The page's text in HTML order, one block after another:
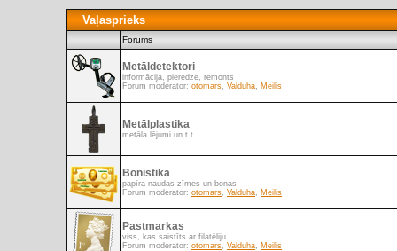
Vaļasprieks
Forums
Metāldetektori
informācija, pieredze, remonts
Forum moderator: otomars, Valduha, Meilis
Metālplastika
metāla lējumi un t.t.
Bonistika
papīra naudas zīmes un bonas
Forum moderator: otomars, Valduha, Meilis
Pastmarkas
viss, kas saistīts ar filatēliju
Forum moderator: otomars, Valduha, Meilis